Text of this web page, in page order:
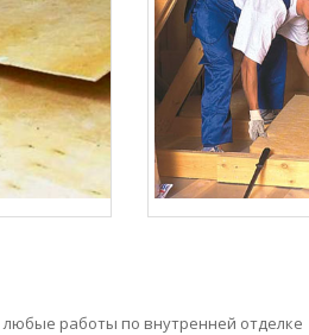
работы по внутренней отделке